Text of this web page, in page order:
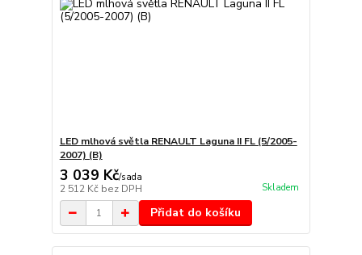
LED mlhová světla RENAULT Laguna II FL (5/2005-
2007) (B)
3 039 Kč/sada
2 512 Kč bez DPH Skladem
Přidat do košíku